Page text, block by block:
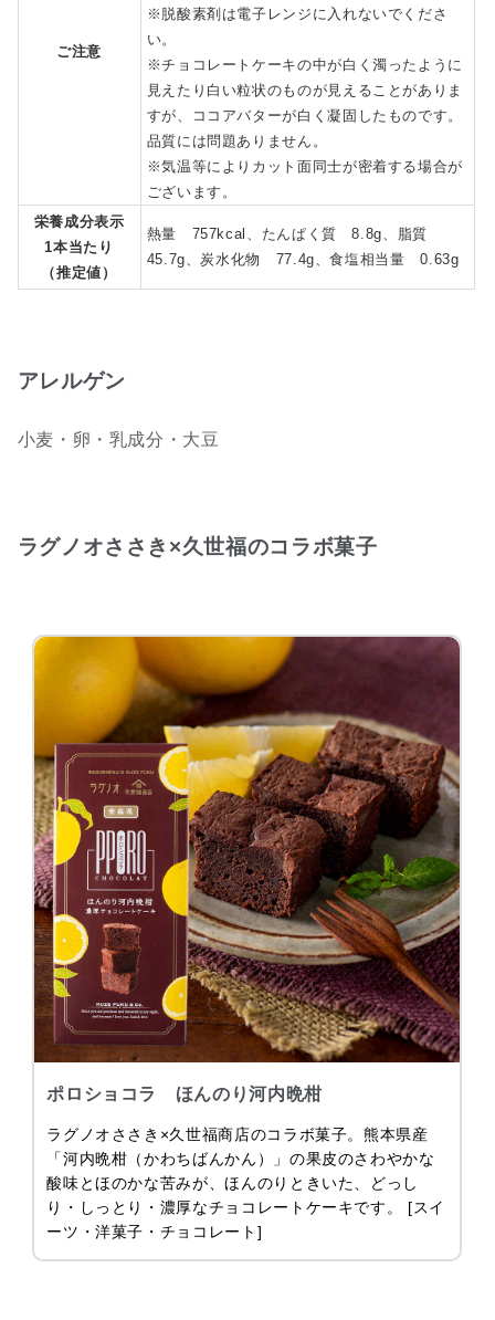
ご注意
※脱酸素剤は電子レンジに入れないでくださ
い。
※チョコレートケーキの中が白く濁ったように
見えたり白い粒状のものが見えることがありま
すが、ココアバターが白く凝固したものです。
品質には問題ありません。
※気温等によりカット面同士が密着する場合が
ございます。
栄養成分表示
1本当たり
（推定値）
熱量 757kcal、たんぱく質 8.8g、脂質
45.7g、炭水化物 77.4g、食塩相当量 0.63g
アレルゲン
小麦・卵・乳成分・大豆
ラグノオささき×久世福のコラボ菓子
ポロショコラ ほんのり河内晩柑
ラグノオささき×久世福商店のコラボ菓子。熊本県産
「河内晩柑（かわちばんかん）」の果皮のさわやかな
酸味とほのかな苦みが、ほんのりときいた、どっし
り・しっとり・濃厚なチョコレートケーキです。 [スイ
ーツ・洋菓子・チョコレート]